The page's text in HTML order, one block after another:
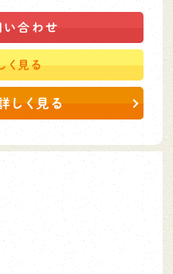
い合わせ
く見る
しく見る